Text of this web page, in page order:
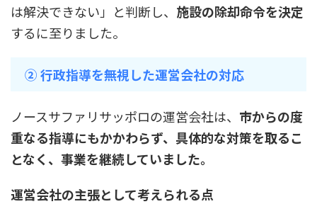
は解決できない」と判断し、 施設の除却命令を決定
するに至りました。
② 行政指導を無視した運営会社の対応
ノースサファリサッポロの運営会社は、 市からの度
重なる指導にもかかわらず、具体的な対策を取るこ
となく、事業を継続していました。
運営会社の主張として考えられる点